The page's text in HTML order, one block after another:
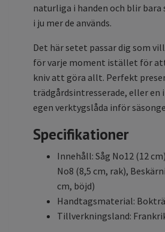
naturliga i handen och blir
i ju mer de används.
Det här setet passar dig som
för varje moment istället för
kniv att göra allt. Perfekt
trädgårdsintresserade, eller en
egen verktygslåda inför
Specifikationer
Innehåll: Såg No12 (12
No8 (8,5 cm, rak),
cm, böjd)
Handtagsmaterial: Bokträ
Tillverkningsland: